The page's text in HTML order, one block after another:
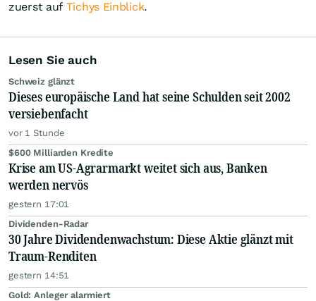
zuerst auf Tichys Einblick.
Lesen Sie auch
Schweiz glänzt
Dieses europäische Land hat seine Schulden seit 2002
versiebenfacht
vor 1 Stunde
$600 Milliarden Kredite
Krise am US-Agrarmarkt weitet sich aus, Banken
werden nervös
gestern 17:01
Dividenden-Radar
30 Jahre Dividendenwachstum: Diese Aktie glänzt mit
Traum-Renditen
gestern 14:51
Gold: Anleger alarmiert